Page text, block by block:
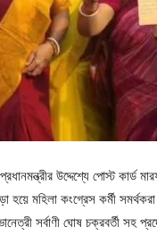
উদ্দেশ্যে পোস্ট কার্ড
মহিলা কংগ্রেস কর্মী সমর্থকরা
সর্বাণী ঘোষ চক্রবর্তী সহ